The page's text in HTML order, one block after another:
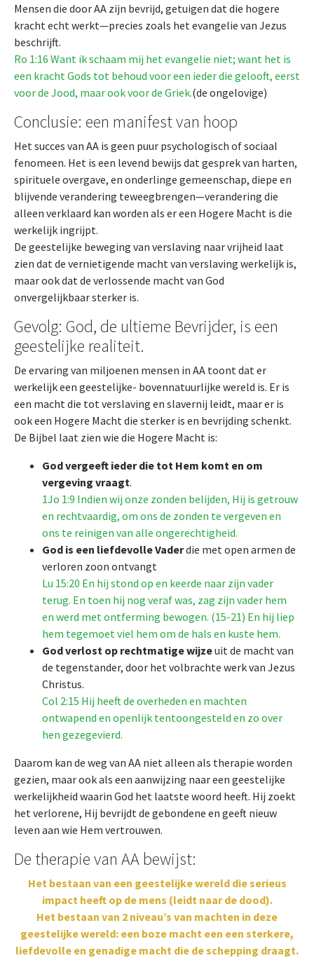
Mensen die door AA zijn bevrijd, getuigen dat die hogere
kracht echt werkt—precies zoals het evangelie van Jezus
beschrijft.
Ro 1:16 Want ik schaam mij het evangelie niet; want het is
een kracht Gods tot behoud voor een ieder die gelooft, eerst
voor de Jood, maar ook voor de Griek.(de ongelovige)
Conclusie: een manifest van hoop
Het succes van AA is geen puur psychologisch of sociaal
fenomeen. Het is een levend bewijs dat gesprek van harten,
spirituele overgave, en onderlinge gemeenschap, diepe en
blijvende verandering teweegbrengen—verandering die
alleen verklaard kan worden als er een Hogere Macht is die
werkelijk ingrijpt.
De geestelijke beweging van verslaving naar vrijheid laat
zien dat de vernietigende macht van verslaving werkelijk is,
maar ook dat de verlossende macht van God
onvergelijkbaar sterker is.
Gevolg: God, de ultieme Bevrijder, is een
geestelijke realiteit.
De ervaring van miljoenen mensen in AA toont dat er
werkelijk een geestelijke- bovennatuurlijke wereld is. Er is
een macht die tot verslaving en slavernij leidt, maar er is
ook een Hogere Macht die sterker is en bevrijding schenkt.
De Bijbel laat zien wie die Hogere Macht is:
God vergeeft ieder die tot Hem komt en om
vergeving vraagt.
1Jo 1:9 Indien wij onze zonden belijden, Hij is getrouw
en rechtvaardig, om ons de zonden te vergeven en
ons te reinigen van alle ongerechtigheid.
God is een liefdevolle Vaderdie met open armen de
verloren zoon ontvangt
Lu 15:20 En hij stond op en keerde naar zijn vader
terug. En toen hij nog veraf was, zag zijn vader hem
en werd met ontferming bewogen. (15-21) En hij liep
hem tegemoet viel hem om de hals en kuste hem.
God verlost op rechtmatige wijzeuit de macht van
de tegenstander, door het volbrachte werk van Jezus
Christus.
Col 2:15 Hij heeft de overheden en machten
ontwapend en openlijk tentoongesteld en zo over
hen gezegevierd.
Daarom kan de weg van AA niet alleen als therapie worden
gezien, maar ook als een aanwijzing naar een geestelijke
werkelijkheid waarin God het laatste woord heeft. Hij zoekt
het verlorene, Hij bevrijdt de gebondene en geeft nieuw
leven aan wie Hem vertrouwen.
De therapie van AA bewijst:
Het bestaan van een geestelijke wereld die serieus
impact heeft op de mens (leidt naar de dood).
Het bestaan van 2 niveau’s van machten in deze
geestelijke wereld: een boze macht een een sterkere,
liefdevolle en genadige macht die de schepping draagt.